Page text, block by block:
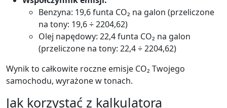
Benzyna: 19,6 funta CO₂ na galon (przeliczone
na tony: 19,6 ÷ 2204,62)
Olej napędowy: 22,4 funta CO₂ na galon
(przeliczone na tony: 22,4 ÷ 2204,62)
Wynik to całkowite roczne emisje CO₂ Twojego
samochodu, wyrażone w tonach.
Jak korzystać z kalkulatora